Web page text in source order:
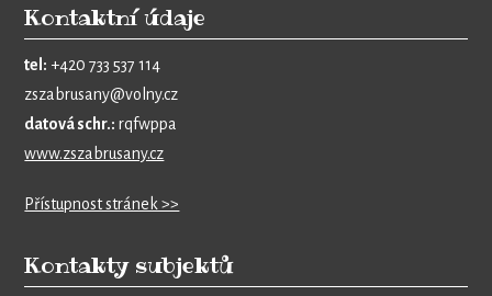
Kontaktní údaje
tel: +420 733 537 114
zszabrusany@volny.cz
datová schr.: rqfwppa
www.zszabrusany.cz
Přístupnost stránek >>
Kontakty subjektů